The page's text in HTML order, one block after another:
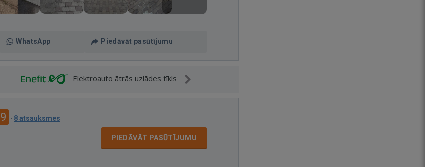
WhatsApp Piedāvāt pasūtījumu
Elektroauto ātrās uzlādes tīkls
· 8 atsauksmes
PIEDĀVĀT PASŪTĪJUMU